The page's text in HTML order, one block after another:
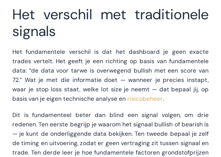
Het verschil met traditionele
signals
Het fundamentele verschil is dat het dashboard je geen exacte
trades vertelt. Het geeft je een richting op basis van fundamentele
data: “de data voor tarwe is overwegend bullish met een score van
72.” Wat je met die informatie doet — wanneer je precies instapt,
waar je stop loss staat, welke lot size je neemt — dat bepaal jij, op
basis van je eigen technische analyse enrisicobeheer.
Dit is fundamenteel beter dan blind een signal volgen, om drie
redenen. Ten eerste begrijp je waarom het signaal bullish of bearish is
— je kunt de onderliggende data bekijken. Ten tweede bepaal je zelf
de timing en uitvoering, zodat er geen vertraging zit tussen signaal en
trade. Ten derde leer je hoe fundamentele factoren grondstofprijzen